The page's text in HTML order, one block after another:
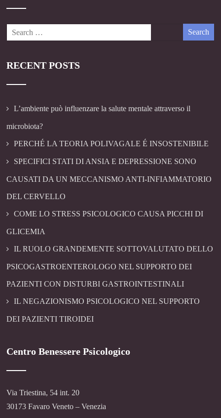
RECENT POSTS
L’ambiente può influenzare la salute mentale attraverso il
microbiota?
PERCHÉ LA TEORIA POLIVAGALE É INSOSTENIBILE
SPECIFICI STATI DI ANSIA E DEPRESSIONE SONO
CAUSATI DA UN MECCANISMO ANTI-INFIAMMATORIO
DEL CERVELLO
COME LO STRESS PSICOLOGICO CAUSA PICCHI DI
GLICEMIA
IL RUOLO GRANDEMENTE SOTTOVALUTATO DELLO
PSICOGASTROENTEROLOGO NEL SUPPORTO DEI
PAZIENTI CON DISTURBI GASTROINTESTINALI
IL NEGAZIONISMO PSICOLOGICO NEL SUPPORTO
DEI PAZIENTI TIROIDEI
Centro Benessere Psicologico
Via Triestina, 54 int. 20
30173 Favaro Veneto – Venezia